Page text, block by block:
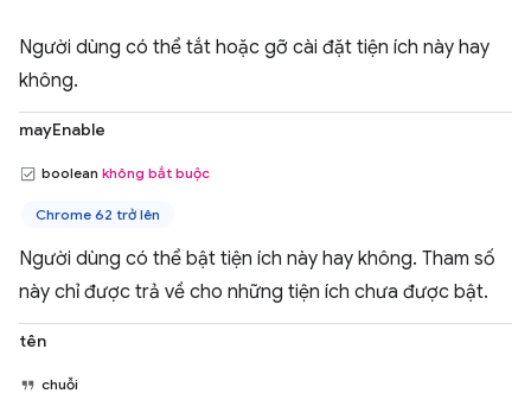
Người dùng có thể tắt hoặc gỡ cài đặt tiện ích này hay
không.
mayEnable
boolean không bắt buộc
Chrome 62 trở lên
Người dùng có thể bật tiện ích này hay không. Tham số
này chỉ được trả về cho những tiện ích chưa được bật.
tên
chuỗi